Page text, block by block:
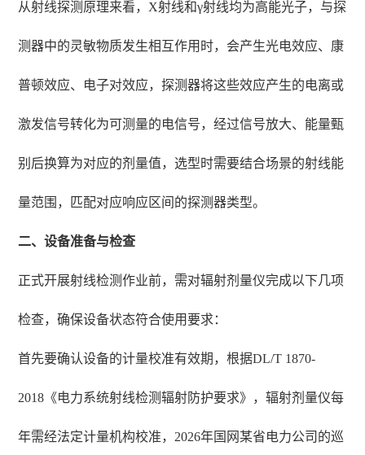
从射线探测原理来看，X射线和γ射线均为高能光子，与探
测器中的灵敏物质发生相互作用时，会产生光电效应、康
普顿效应、电子对效应，探测器将这些效应产生的电离或
激发信号转化为可测量的电信号，经过信号放大、能量甄
别后换算为对应的剂量值，选型时需要结合场景的射线能
量范围，匹配对应响应区间的探测器类型。
二、设备准备与检查
正式开展射线检测作业前，需对辐射剂量仪完成以下几项
检查，确保设备状态符合使用要求：
首先要确认设备的计量校准有效期，根据DL/T 1870-
2018《电力系统射线检测辐射防护要求》，辐射剂量仪每
年需经法定计量机构校准，2026年国网某省电力公司的巡